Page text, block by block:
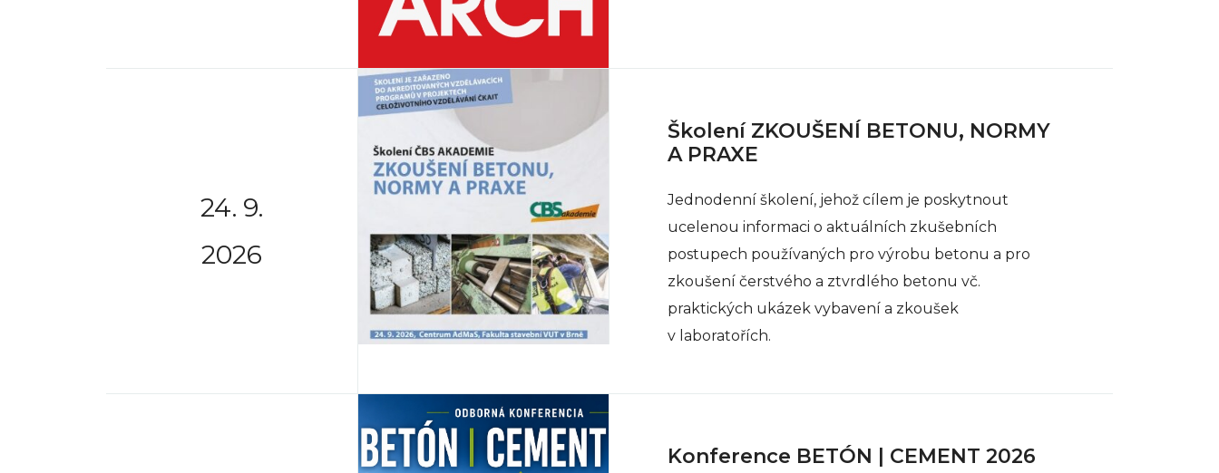
24. 9.
2026
Školení ZKOUŠENÍ BETONU, NORMY
A PRAXE
Jednodenní školení, jehož cílem je poskytnout
ucelenou informaci o aktuálních zkušebních
postupech používaných pro výrobu betonu a pro
zkoušení čerstvého a ztvrdlého betonu vč.
praktických ukázek vybavení a zkoušek
v laboratořích.
Konference BETÓN | CEMENT 2026